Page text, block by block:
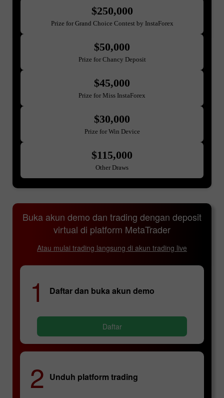
$250,000
Prize for Grand Choice Contest by InstaForex
$50,000
Prize for Chancy Deposit
$45,000
Prize for Miss InstaForex
$30,000
Prize for Win Device
$115,000
Other Draws
Buka akun demo dan trading dengan deposit
virtual di platform MetaTrader
Atau mulai trading langsung di akun trading live
1 Daftar dan buka akun demo
Daftar
2 Unduh platform trading